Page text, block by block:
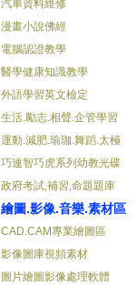
汽車資料維修
漫畫小說佛經
電腦認證教學
醫學健康知識教學
外語學習英文檢定
生活.勵志.相聲.企管學習
運動.減肥.瑜珈.舞蹈.太極
巧連智巧虎系列幼教光碟
政府考試,補習,命題題庫
繪圖.影像.音樂.素材區
CAD.CAM專業繪圖區
影像圖庫視頻素材
圖片繪圖影像處理軟體